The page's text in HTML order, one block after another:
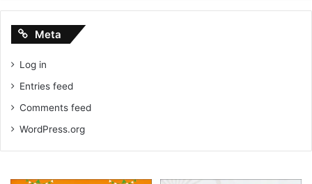
Meta
Log in
Entries feed
Comments feed
WordPress.org